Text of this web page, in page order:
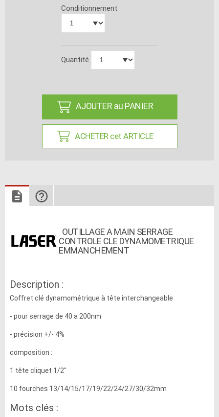
Conditionnement
Quantité
AJOUTER au PANIER
ACHETER cet ARTICLE
OUTILLAGE A MAIN SERRAGE
CONTROLE CLE DYNAMOMETRIQUE
EMMANCHEMENT
Description :
Coffret clé dynamométrique à tête interchangeable
- pour serrage de 40 a 200nm
- précision +/- 4%
composition :
1 tête cliquet 1/2"
10 fourches 13/14/15/17/19/22/24/27/30/32mm
Mots clés :